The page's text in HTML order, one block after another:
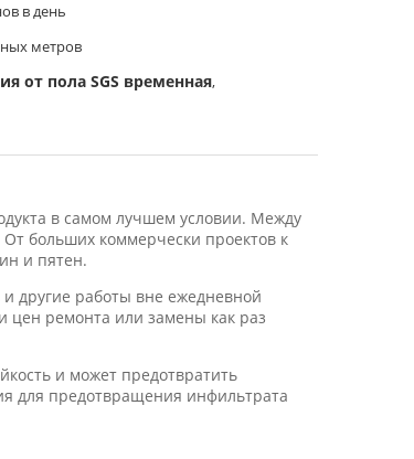
в день
метров
от пола SGS временная,
в самом лучшем условии. Между
больших коммерчески проектов к
и пятен.
другие работы вне ежедневной
цен ремонта или замены как раз
и может предотвратить
для предотвращения инфильтрата